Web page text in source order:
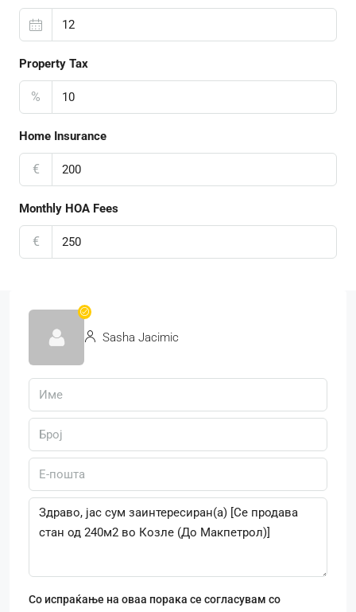
Property Tax
%
Home Insurance
€
Monthly HOA Fees
€
Sasha Jacimic
Со испраќање на оваа порака се согласувам со